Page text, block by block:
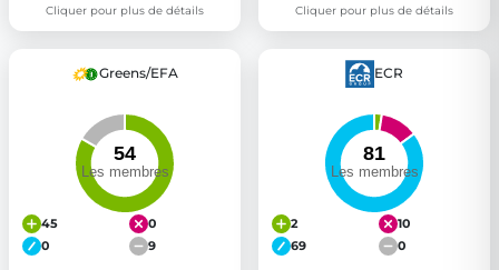
Cliquer pour plus de détails Cliquer pour plus de détails
Greens/EFA
45
0
0
9
ECR
2
10
69
0